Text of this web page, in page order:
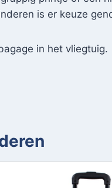
is er keuze
in het vliegtuig.